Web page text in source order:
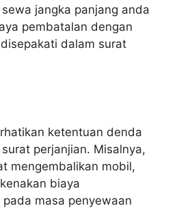
jangka panjang anda
pembatalan dengan
dalam surat
ketentuan denda
perjanjian. Misalnya,
mengembalikan mobil,
biaya
masa penyewaan